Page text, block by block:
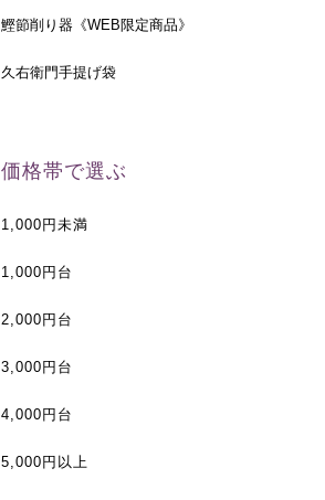
鰹節削り器《WEB限定商品》
久右衛門手提げ袋
価格帯で選ぶ
1,000円未満
1,000円台
2,000円台
3,000円台
4,000円台
5,000円以上